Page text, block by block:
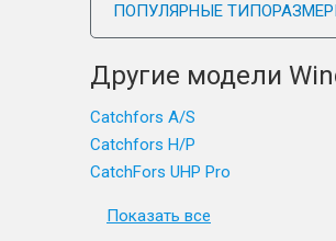
ПОПУЛЯРНЫЕ
Другие модели
Catchfors A/S
Catchfors H/P
CatchFors UHP Pro
Показать все